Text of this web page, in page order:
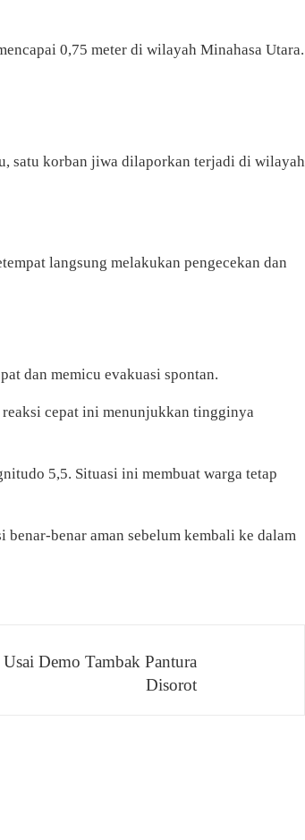
0,75 meter di wilayah Minahasa Utara.
satu korban jiwa dilaporkan terjadi di wilayah
langsung melakukan pengecekan dan
dan memicu evakuasi spontan.
cepat ini menunjukkan tingginya
5,5. Situasi ini membuat warga tetap
benar aman sebelum kembali ke dalam
Demo Tambak Pantura
Disorot